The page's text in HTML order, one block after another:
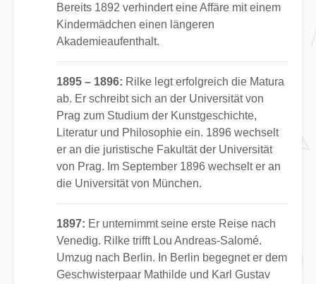
Bereits 1892 verhindert eine Affäre mit einem
Kindermädchen einen längeren
Akademieaufenthalt.
1895 – 1896: Rilke legt erfolgreich die Matura
ab. Er schreibt sich an der Universität von
Prag zum Studium der Kunstgeschichte,
Literatur und Philosophie ein. 1896 wechselt
er an die juristische Fakultät der Universität
von Prag. Im September 1896 wechselt er an
die Universität von München.
1897: Er unternimmt seine erste Reise nach
Venedig. Rilke trifft Lou Andreas-Salomé.
Umzug nach Berlin. In Berlin begegnet er dem
Geschwisterpaar Mathilde und Karl Gustav